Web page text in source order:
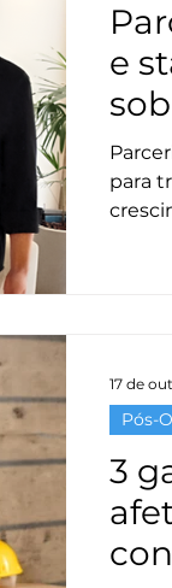
e
para
3
Pós-
17 de